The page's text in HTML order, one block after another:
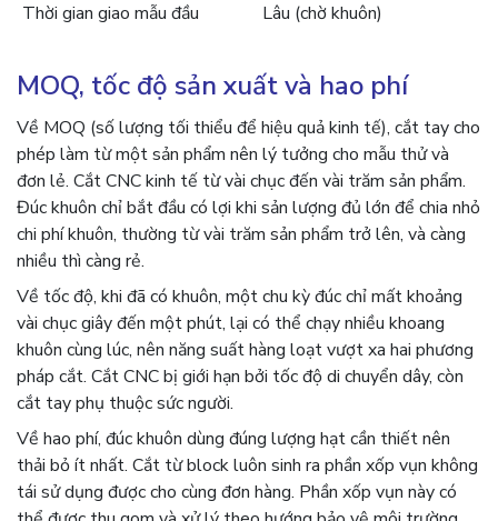
Thời gian giao mẫu đầu
Lâu (chờ khuôn)
MOQ, tốc độ sản xuất và hao phí
Về MOQ (số lượng tối thiểu để hiệu quả kinh tế), cắt tay cho
phép làm từ một sản phẩm nên lý tưởng cho mẫu thử và
đơn lẻ. Cắt CNC kinh tế từ vài chục đến vài trăm sản phẩm.
Đúc khuôn chỉ bắt đầu có lợi khi sản lượng đủ lớn để chia nhỏ
chi phí khuôn, thường từ vài trăm sản phẩm trở lên, và càng
nhiều thì càng rẻ.
Về tốc độ, khi đã có khuôn, một chu kỳ đúc chỉ mất khoảng
vài chục giây đến một phút, lại có thể chạy nhiều khoang
khuôn cùng lúc, nên năng suất hàng loạt vượt xa hai phương
pháp cắt. Cắt CNC bị giới hạn bởi tốc độ di chuyển dây, còn
cắt tay phụ thuộc sức người.
Về hao phí, đúc khuôn dùng đúng lượng hạt cần thiết nên
thải bỏ ít nhất. Cắt từ block luôn sinh ra phần xốp vụn không
tái sử dụng được cho cùng đơn hàng. Phần xốp vụn này có